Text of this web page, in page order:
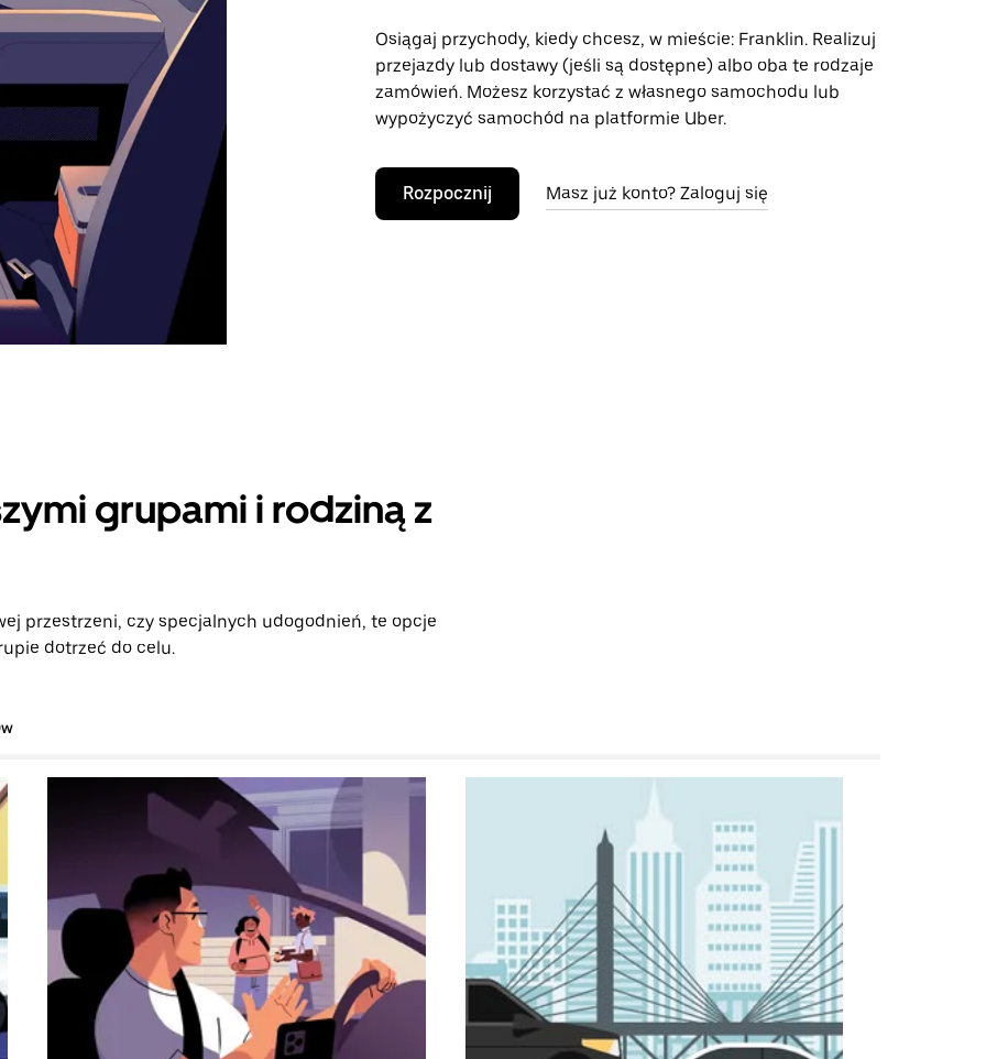
Osiągaj przychody, kiedy chcesz, w mieście: Franklin. Realizuj
przejazdy lub dostawy (jeśli są dostępne) albo oba te rodzaje
zamówień. Możesz korzystać z własnego samochodu lub
wypożyczyć samochód na platformie Uber.
Rozpocznij Masz już konto? Zaloguj się
grupami i rodziną z
przestrzeni, czy specjalnych udogodnień, te opcje
dotrzeć do celu.